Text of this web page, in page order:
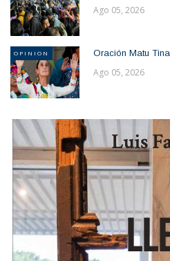
Ago 05, 2026
OPINION Oración Matu Tina
Ago 05, 2026